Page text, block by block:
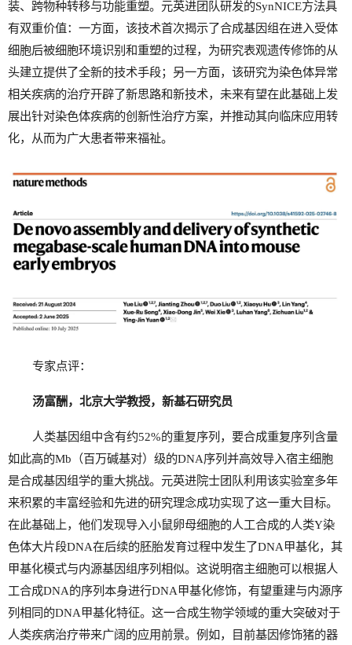
装、跨物种转移与功能重塑。元英进团队研发的SynNICE方法具
有双重价值：一方面，该技术首次揭示了合成基因组在进入受体
细胞后被细胞环境识别和重塑的过程，为研究表观遗传修饰的从
头建立提供了全新的技术手段；另一方面，该研究为染色体异常
相关疾病的治疗开辟了新思路和新技术，未来有望在此基础上发
展出针对染色体疾病的创新性治疗方案，并推动其向临床应用转
化，从而为广大患者带来福祉。
专家点评：
汤富酬，北京大学教授，新基石研究员
人类基因组中含有约52%的重复序列，要合成重复序列含量
如此高的Mb（百万碱基对）级的DNA序列并高效导入宿主细胞
是合成基因组学的重大挑战。元英进院士团队利用该实验室多年
来积累的丰富经验和先进的研究理念成功实现了这一重大目标。
在此基础上，他们发现导入小鼠卵母细胞的人工合成的人类Y染
色体大片段DNA在后续的胚胎发育过程中发生了DNA甲基化，其
甲基化模式与内源基因组序列相似。这说明宿主细胞可以根据人
工合成DNA的序列本身进行DNA甲基化修饰，有望重建与内源序
列相同的DNA甲基化特征。这一合成生物学领域的重大突破对于
人类疾病治疗带来广阔的应用前景。例如，目前基因修饰猪的器